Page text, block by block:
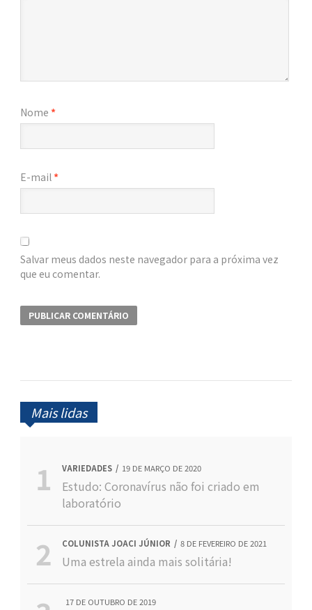
Nome *
E-mail *
Salvar meus dados neste navegador para a próxima vez
que eu comentar.
Mais lidas
VARIEDADES 19 DE MARÇO DE 2020
Estudo: Coronavírus não foi criado em
laboratório
COLUNISTA JOACI JÚNIOR 8 DE FEVEREIRO DE 2021
Uma estrela ainda mais solitária!
17 DE OUTUBRO DE 2019